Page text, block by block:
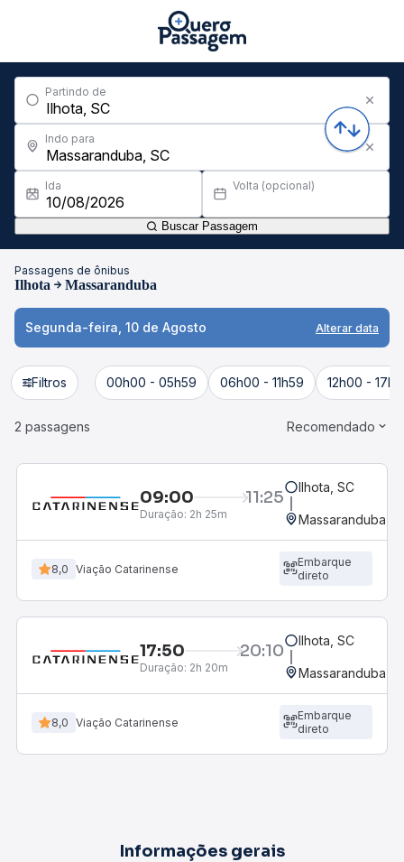
Partindo de
Indo para
Ida Volta (opcional)
Buscar Passagem
Passagens de ônibus
Ilhota Massaranduba
Segunda-feira, 10 de Agosto Alterar data
Filtros 00h00 - 05h59 06h00 - 11h59 12h00 -
2 passagens Recomendado
09:00 11:25
Duração: 2h 25m
Ilhota, SC
Massaranduba,
8,0 Viação Catarinense
Embarque
direto
17:50 20:10
Duração: 2h 20m
Ilhota, SC
Massaranduba,
8,0 Viação Catarinense
Embarque
direto
Informações gerais